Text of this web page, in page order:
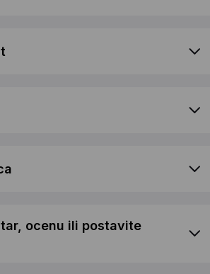
ocenu ili postavite